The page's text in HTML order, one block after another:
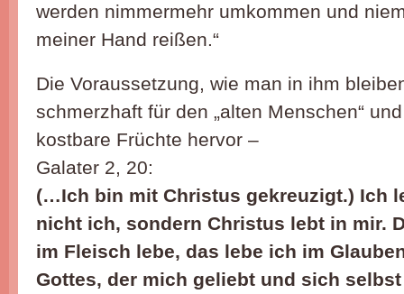
werden nimmermehr umkommen und
meiner Hand reißen.“
Die Voraussetzung, wie man in ihm
schmerzhaft für den „alten Menschen“
kostbare Früchte hervor –
Galater 2, 20:
(…Ich bin mit Christus gekreuzigt.) Ich
nicht ich, sondern Christus lebt in mir.
im Fleisch lebe, das lebe ich im
Gottes, der mich geliebt und sich